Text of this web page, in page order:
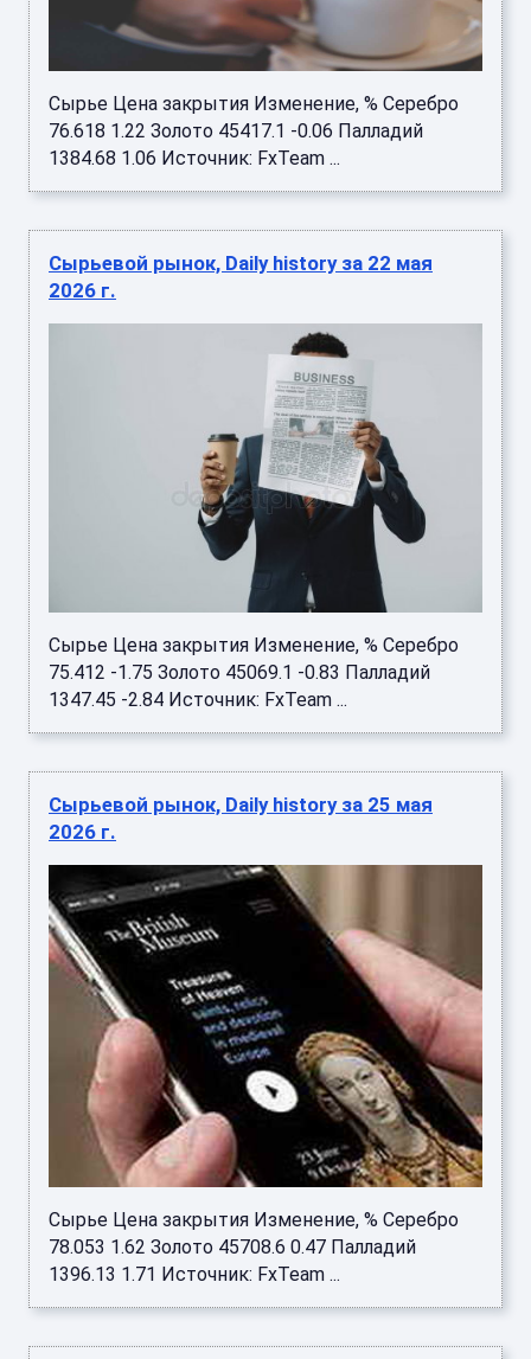
Сырье Цена закрытия Изменение, % Серебро
76.618 1.22 Золото 45417.1 -0.06 Палладий
1384.68 1.06 Источник: FxTeam ...
Сырьевой рынок, Daily history за 22 мая
2026 г.
Сырье Цена закрытия Изменение, % Серебро
75.412 -1.75 Золото 45069.1 -0.83 Палладий
1347.45 -2.84 Источник: FxTeam ...
Сырьевой рынок, Daily history за 25 мая
2026 г.
Сырье Цена закрытия Изменение, % Серебро
78.053 1.62 Золото 45708.6 0.47 Палладий
1396.13 1.71 Источник: FxTeam ...